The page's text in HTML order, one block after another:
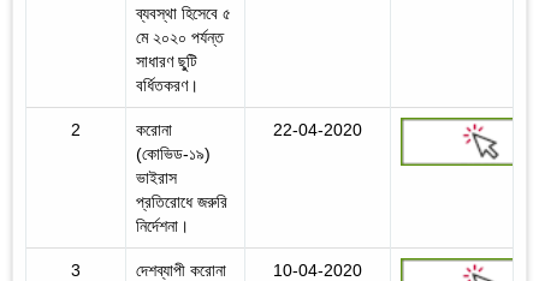
ব্যবস্থা হিসেবে ৫
মে ২০২০ পর্যন্ত
সাধারণ ছু্টি
বর্ধিতকরণ।
2
করোনা
(কোভিড-১৯)
ভাইরাস
প্রতিরোধে জরুরি
নির্দেশনা।
22-04-2020
3
দেশব্যাপী করোনা
10-04-2020